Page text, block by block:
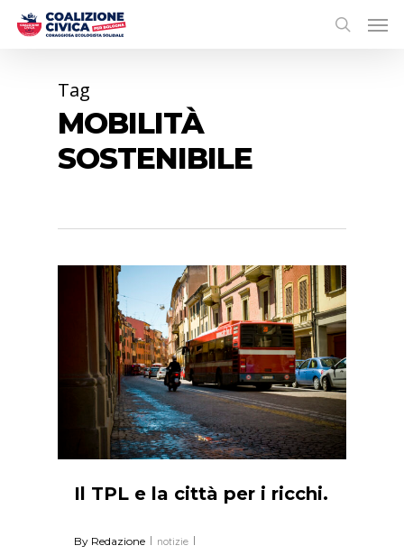
Tag
MOBILITÀ
SOSTENIBILE
Il TPL e la città per i ricchi.
By Redazione notizie
0